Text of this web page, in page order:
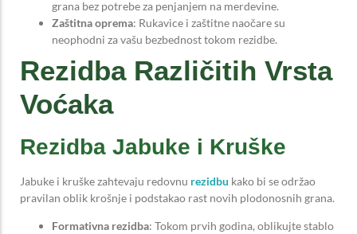
grana bez potrebe za penjanjem na merdevine.
Zaštitna oprema: Rukavice i zaštitne naočare su
neophodni za vašu bezbednost tokom rezidbe.
Rezidba Različitih Vrsta
Voćaka
Rezidba Jabuke i Kruške
Jabuke i kruške zahtevaju redovnu rezidbu kako bi se održao
pravilan oblik krošnje i podstakao rast novih plodonosnih grana.
Formativna rezidba: Tokom prvih godina, oblikujte stablo